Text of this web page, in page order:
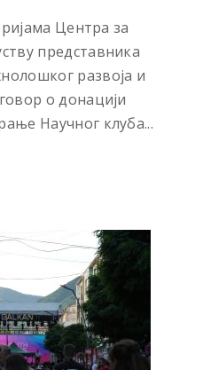
Центра за
представника
развоја и
о донацији
Научног клуба...